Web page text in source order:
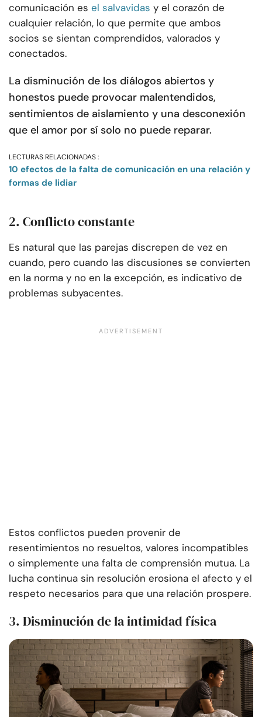
comunicación es el salvavidas y el corazón de
cualquier relación, lo que permite que ambos
socios se sientan comprendidos, valorados y
conectados.
La disminución de los diálogos abiertos y
honestos puede provocar malentendidos,
sentimientos de aislamiento y una desconexión
que el amor por sí solo no puede reparar.
LECTURAS RELACIONADAS :
10 efectos de la falta de comunicación en una relación y
formas de lidiar
2. Conflicto constante
Es natural que las parejas discrepen de vez en
cuando, pero cuando las discusiones se convierten
en la norma y no en la excepción, es indicativo de
problemas subyacentes.
Estos conflictos pueden provenir de
resentimientos no resueltos, valores incompatibles
o simplemente una falta de comprensión mutua. La
lucha continua sin resolución erosiona el afecto y el
respeto necesarios para que una relación prospere.
3. Disminución de la intimidad física